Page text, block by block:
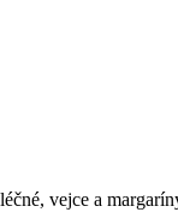
vejce a